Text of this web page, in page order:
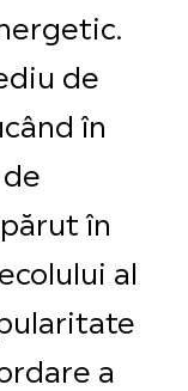
de
în
în
al
a